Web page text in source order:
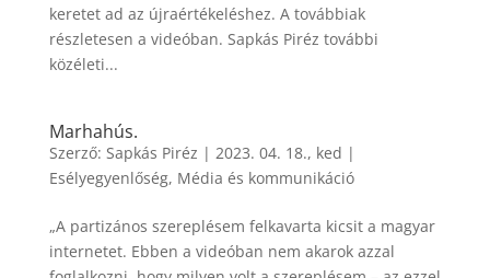
keretet ad az újraértékeléshez. A továbbiak
részletesen a videóban. Sapkás Piréz további
közéleti...
Marhahús.
Szerző: Sapkás Piréz | 2023. 04. 18., ked |
Esélyegyenlőség, Média és kommunikáció
„A partizános szereplésem felkavarta kicsit a magyar
internetet. Ebben a videóban nem akarok azzal